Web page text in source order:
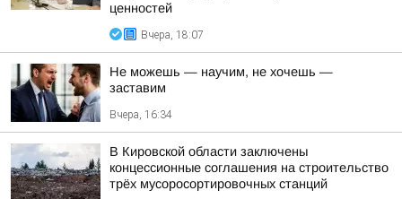
ценностей
Вчера, 18:07
Не можешь — научим, не хочешь —
заставим
Вчера, 16:34
В Кировской области заключены
концессионные соглашения на строительство
трёх мусоросортировочных станций